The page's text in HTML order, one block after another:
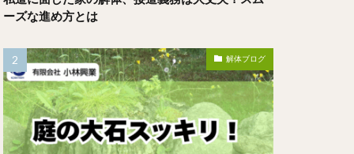
ーズな進め方とは
解体ブログ